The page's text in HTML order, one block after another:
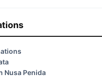
Nusa Penida